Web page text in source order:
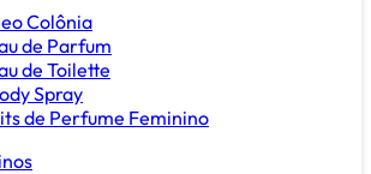
Colônia
de Parfum
de Toilette
Spray
de Perfume Feminino